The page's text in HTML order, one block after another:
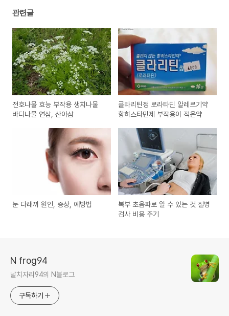
관련글
전호나물 효능 부작용 생치나물
바디나물 연삼, 산아삼
클라리틴정 로라타딘 알레르기약
항히스타민제 부작용이 적은약
눈 다래끼 원인, 증상, 예방법
복부 초음파로 알 수 있는 것 질병
검사 비용 주기
N frog94
날치자리94의 N블로그
구독하기